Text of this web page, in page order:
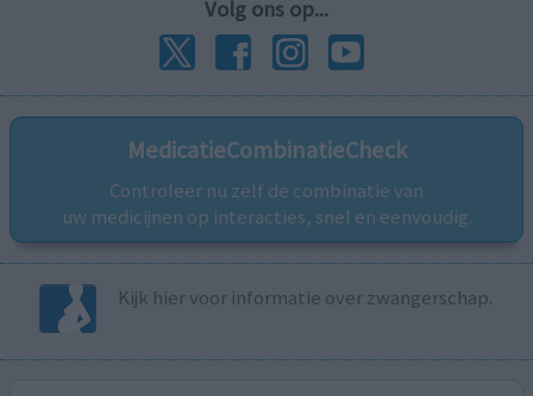
Volg ons op...
MedicatieCombinatieCheck
Controleer nu zelf de combinatie van
uw medicijnen op interacties, snel en eenvoudig.
Kijk hier voor informatie over zwangerschap.